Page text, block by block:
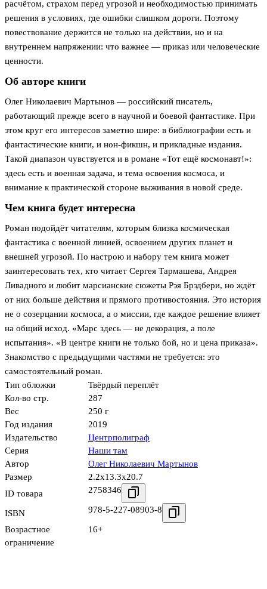
расчётом, страхом перед угрозой и необходимостью принимать
решения в условиях, где ошибки слишком дороги. Поэтому
повествование держится не только на действии, но и на
внутреннем напряжении: что важнее — приказ или человеческие
ценности.
Об авторе книги
Олег Николаевич Мартынов — российский писатель,
работающий прежде всего в научной и боевой фантастике. При
этом круг его интересов заметно шире: в библиографии есть и
фантастические книги, и нон-фикшн, и прикладные издания.
Такой диапазон чувствуется и в романе «Тот ещё космонавт!»:
здесь есть и военная задача, и тема освоения космоса, и
внимание к практической стороне выживания в новой среде.
Чем книга будет интересна
Роман подойдёт читателям, которым близка космическая
фантастика с военной линией, освоением других планет и
внешней угрозой. По настрою и набору тем книга может
заинтересовать тех, кто читает Сергея Тармашева, Андрея
Ливадного и любит марсианские сюжеты Рэя Брэдбери, но ждёт
от них больше действия и прямого противостояния. Это история
не о созерцании космоса, а о миссии, где каждое решение влияет
на общий исход. «Марс здесь — не декорация, а поле
испытания». «В центре книги не только бой, но и цена приказа».
Знакомство с предыдущими частями не требуется: это
самостоятельный роман.
Тип обложки
Твёрдый переплёт
Кол-во стр.
287
Вес
250 г
Год издания
2019
Издательство
Центрполиграф
Серия
Наши там
Автор
Олег Николаевич Мартынов
Размер
2.2x13.3x20.7
ID товара
2758346
ISBN 978-5-227-08903-8
Возрастное
ограничение
16+